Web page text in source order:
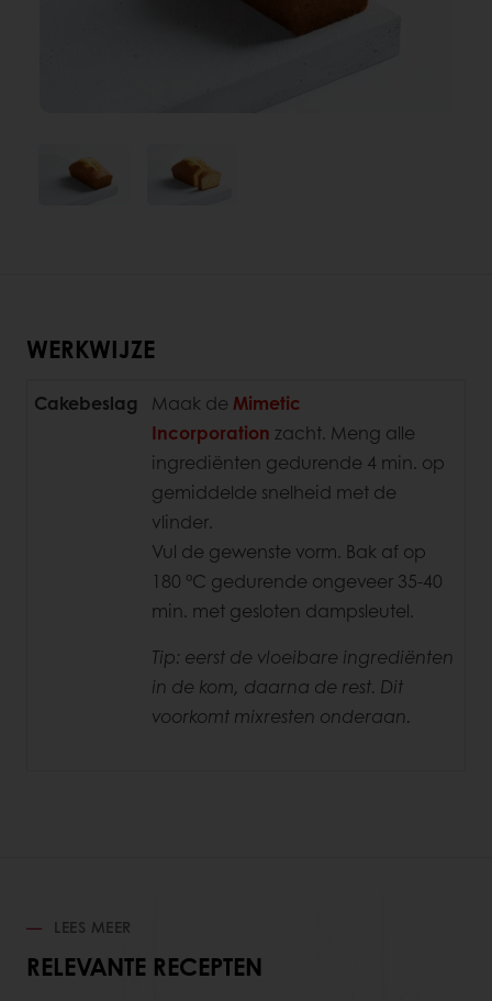
WERKWIJZE
Cakebeslag Maak de Mimetic
Incorporation zacht. Meng alle
ingrediënten gedurende 4 min. op
gemiddelde snelheid met de
vlinder.
Vul de gewenste vorm. Bak af op
180 °C gedurende ongeveer 35-40
min. met gesloten dampsleutel.
Tip: eerst de vloeibare ingrediënten
in de kom, daarna de rest. Dit
voorkomt mixresten onderaan.
LEES MEER
RELEVANTE RECEPTEN